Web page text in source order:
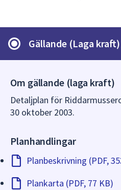
Gällande (Laga kraft)
Om gällande (laga kraft)
Detaljplan för
30 oktober 2003.
Planhandlingar
Planbeskrivning (PDF,
Plankarta (PDF, 77 KB)